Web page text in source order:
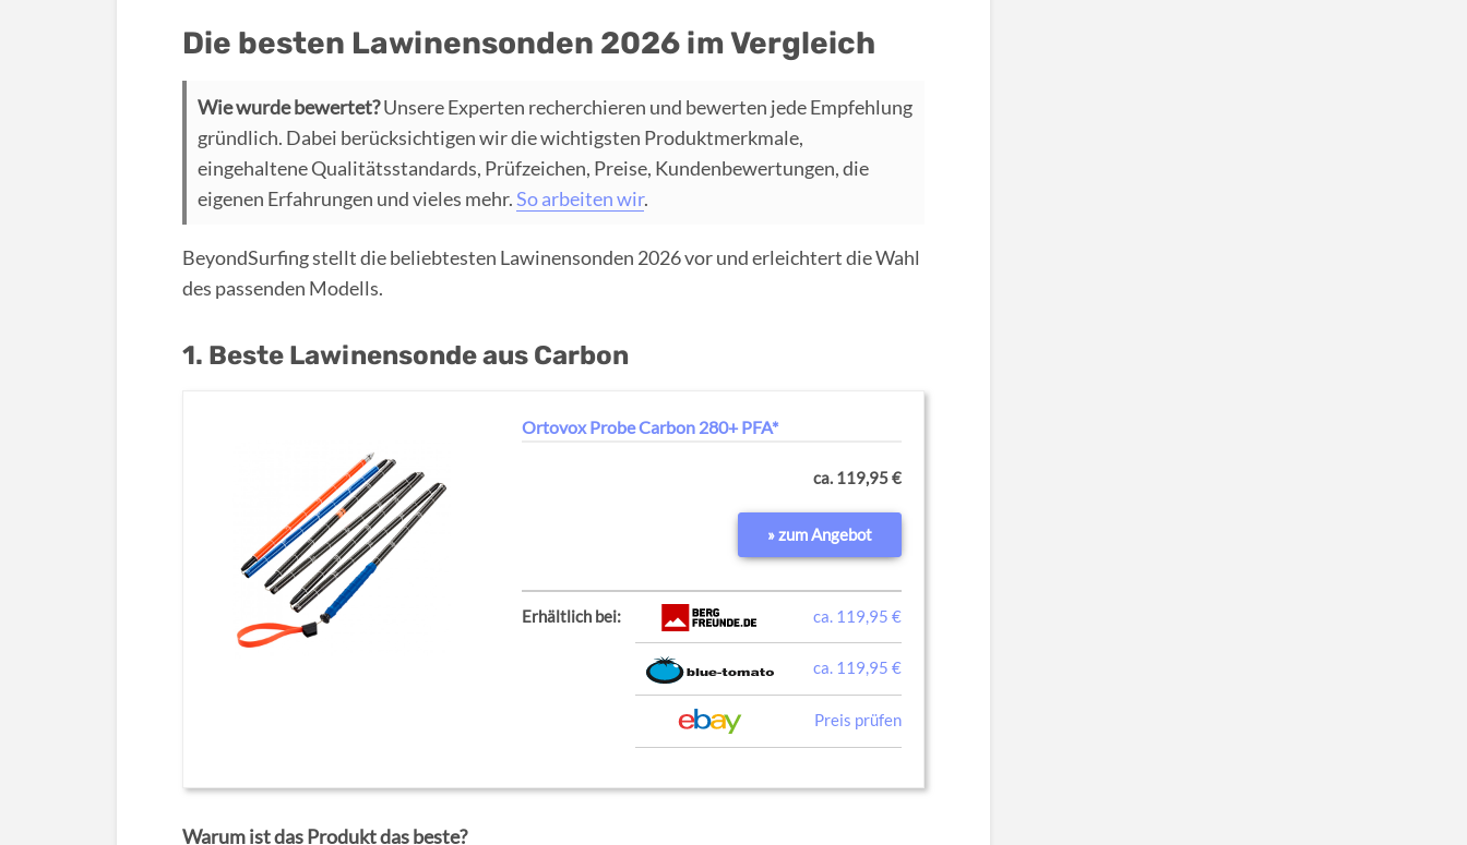
Die besten Lawinensonden 2026 im Vergleich
Wie wurde bewertet?Unsere Experten recherchieren und bewerten jede Empfehlung
gründlich. Dabei berücksichtigen wir die wichtigsten Produktmerkmale,
eingehaltene Qualitätsstandards, Prüfzeichen, Preise, Kundenbewertungen, die
eigenen Erfahrungen und vieles mehr.So arbeiten wir.
BeyondSurfing stellt die beliebtesten Lawinensonden 2026 vor und erleichtert die Wahl
des passenden Modells.
1. Beste Lawinensonde aus Carbon
Ortovox Probe Carbon 280+ PFA*
ca. 119,95 €
» zum Angebot
Erhältlich bei: ca. 119,95 €
ca. 119,95 €
Preis prüfen
Warum ist das Produkt das beste?